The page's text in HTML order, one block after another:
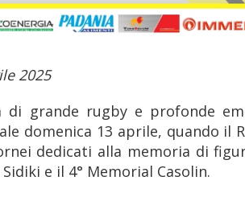
2025
di grande rugby e profonde
domenica 13 aprile, quando il
dedicati alla memoria di
e il 4° Memorial Casolin.